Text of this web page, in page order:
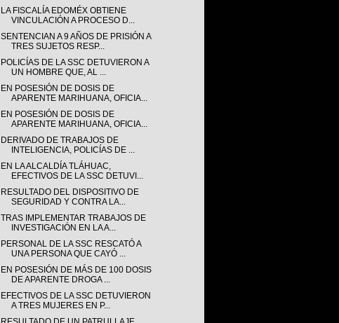
LA FISCALÍA EDOMÉX OBTIENE
VINCULACIÓN A PROCESO D...
SENTENCIAN A 9 AÑOS DE PRISIÓN A
TRES SUJETOS RESP...
POLICÍAS DE LA SSC DETUVIERON A
UN HOMBRE QUE, AL ...
EN POSESIÓN DE DOSIS DE
APARENTE MARIHUANA, OFICIA...
EN POSESIÓN DE DOSIS DE
APARENTE MARIHUANA, OFICIA...
DERIVADO DE TRABAJOS DE
INTELIGENCIA, POLICÍAS DE ...
EN LA ALCALDÍA TLÁHUAC,
EFECTIVOS DE LA SSC DETUVI...
RESULTADO DEL DISPOSITIVO DE
SEGURIDAD Y CONTRA LA...
TRAS IMPLEMENTAR TRABAJOS DE
INVESTIGACIÓN EN LA A...
PERSONAL DE LA SSC RESCATÓ A
UNA PERSONA QUE CAYÓ ...
EN POSESIÓN DE MÁS DE 100 DOSIS
DE APARENTE DROGA ...
EFECTIVOS DE LA SSC DETUVIERON
A TRES MUJERES EN P...